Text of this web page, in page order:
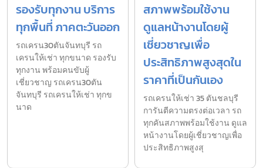
รองรับทุกงาน บริการ
ทุกพื้นที่ ภาคตะวันออก
รถเครน30ตันจันทบุรี รถ
เครนให้เช่า ทุกขนาด รองรับ
ทุกงาน พร้อมคนขับผู้
เชี่ยวชาญ รถเครน30ตัน
จันทบุรี รถเครนให้เช่า ทุกข
นาด
สภาพพร้อมใช้งาน
ดูแลหน้างานโดยผู้
เชี่ยวชาญเพื่อ
ประสิทธิภาพสูงสุดใน
ราคาที่เป็นกันเอง
รถเครนให้เช่า 35 ตันชลบุรี
การันตีความตรงต่อเวลา รถ
ทุกคันสภาพพร้อมใช้งาน ดูแล
หน้างานโดยผู้เชี่ยวชาญเพื่อ
ประสิทธิภาพสูงสุ